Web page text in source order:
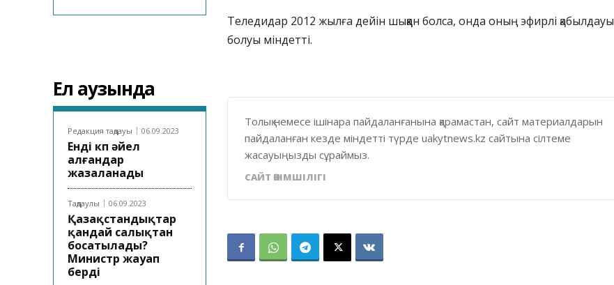
Ел аузында
Редакция таңдауы 06.09.2023
Енді көп әйел
алғандар
жазаланады
Таңдаулы 06.09.2023
Қазақстандықтар
қандай салықтан
босатылады?
Министр жауап
берді
Теледидар 2012 жылға дейін шыққан болса, онда оның эфирлі қабылдауы
болуы міндетті.
Толық немесе ішінара пайдаланғанына қарамастан, сайт материалдарын
пайдаланған кезде міндетті түрде uakytnews.kz сайтына сілтеме
жасауыңызды сұраймыз.
САЙТ ӘКІМШІЛІГІ